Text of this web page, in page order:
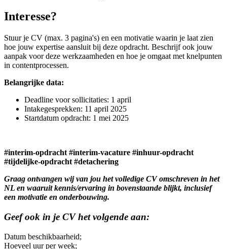
Interesse?
Stuur je CV (max. 3 pagina's) en een motivatie waarin je laat zien
hoe jouw expertise aansluit bij deze opdracht. Beschrijf ook jouw
aanpak voor deze werkzaamheden en hoe je omgaat met knelpunten
in contentprocessen.
Belangrijke data:
Deadline voor sollicitaties: 1 april
Intakegesprekken: 11 april 2025
Startdatum opdracht: 1 mei 2025
#interim-opdracht #interim-vacature #inhuur-opdracht
#tijdelijke-opdracht #detachering
Graag ontvangen wij van jou het volledige CV omschreven in het
NL en waaruit kennis/ervaring in bovenstaande blijkt, inclusief
een motivatie en onderbouwing.
Geef ook in je CV het volgende aan:
Datum beschikbaarheid;
Hoeveel uur per week;